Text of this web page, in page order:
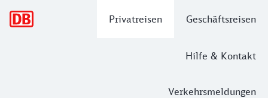
Privatreisen Geschäftsreisen
Hilfe & Kontakt
Verkehrsmeldungen